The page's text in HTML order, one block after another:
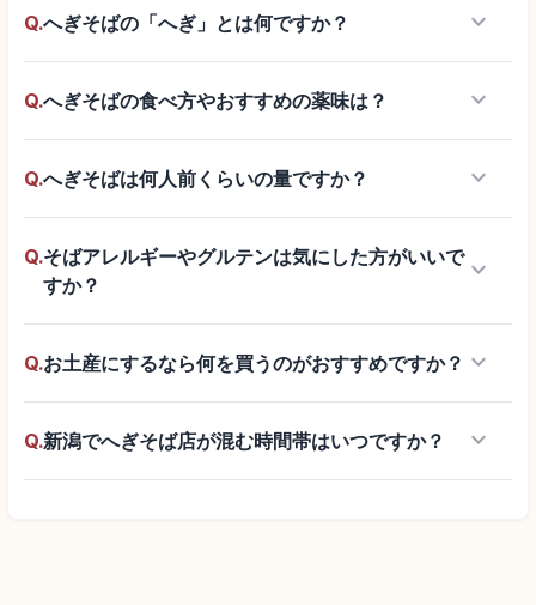
Q.へぎそばの「へぎ」とは何ですか？ keyboard_arrow_down
Q.へぎそばの食べ方やおすすめの薬味は？ keyboard_arrow_down
Q.へぎそばは何人前くらいの量ですか？ keyboard_arrow_down
Q.そばアレルギーやグルテンは気にした方がいいで
すか？
keyboard_arrow_down
Q.お土産にするなら何を買うのがおすすめですか？ keyboard_arrow_down
Q.新潟でへぎそば店が混む時間帯はいつですか？ keyboard_arrow_down